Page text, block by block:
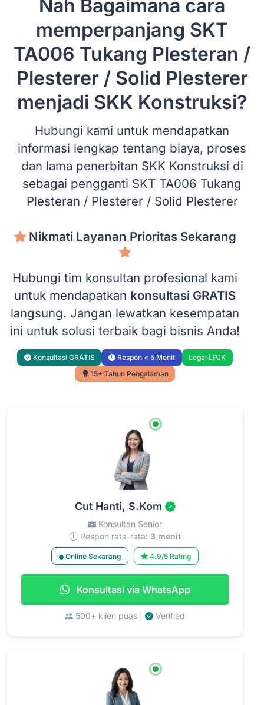
Nah Bagaimana cara
memperpanjang SKT
TA006 Tukang Plesteran /
Plesterer / Solid Plesterer
menjadi SKK Konstruksi?
Hubungi kami untuk mendapatkan
informasi lengkap tentang biaya, proses
dan lama penerbitan SKK Konstruksi di
sebagai pengganti SKT TA006 Tukang
Plesteran / Plesterer / Solid Plesterer
Nikmati Layanan Prioritas Sekarang
Hubungi tim konsultan profesional kami
untuk mendapatkan konsultasi GRATIS
langsung. Jangan lewatkan kesempatan
ini untuk solusi terbaik bagi bisnis Anda!
Konsultasi GRATIS Respon < 5 Menit
Legal LPJK
15+ Tahun Pengalaman
Cut Hanti, S.Kom
Konsultan Senior
Respon rata-rata: 3 menit
Online Sekarang 4.9/5 Rating
Konsultasi via WhatsApp
500+ klien puas | Verified